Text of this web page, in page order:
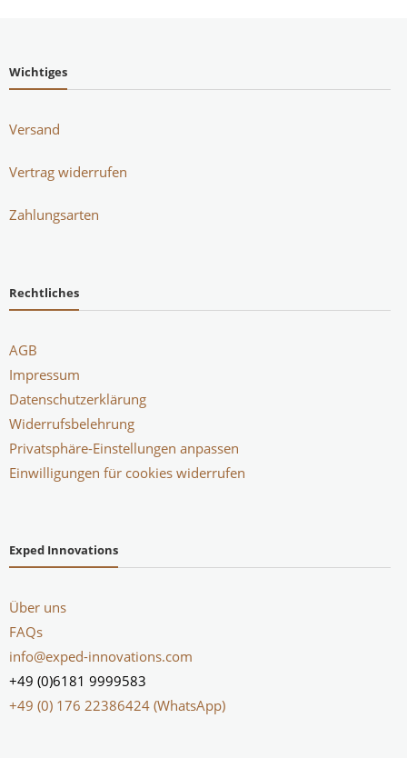
Wichtiges
Versand
Vertrag widerrufen
Zahlungsarten
Rechtliches
AGB
Impressum
Datenschutzerklärung
Widerrufsbelehrung
Privatsphäre-Einstellungen anpassen
Einwilligungen für cookies widerrufen
Exped Innovations
Über uns
FAQs
info@exped-innovations.com
+49 (0)6181 9999583
+49 (0) 176 22386424 (WhatsApp)